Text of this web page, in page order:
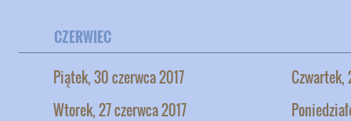
CZERWIEC
Piątek, 30 czerwca 2017
Czwartek,
Wtorek, 27 czerwca 2017